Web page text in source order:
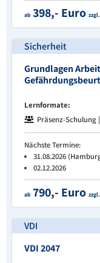
ab 398,- Euro
Sicherheit
Grundlagen
Lernformate:
Präsenz-Schulung |
Nächste Termine:
31.08.2026
02.12.2026
ab 790,- Euro
VDI
VDI 2047